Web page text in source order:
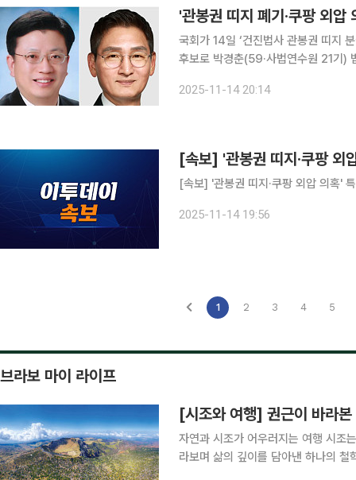
'관봉권 띠지 폐기·쿠팡 외압
국회가 14일 ‘건진법사 관봉권 띠지
후보로 박경춘(59·사법연수원 21기)
다. 박 후보자는 광주 서석고와 연세
2025-11-14 20:14
[속보] '관봉권 띠지·쿠팡 외
[속보] '관봉권 띠지·쿠팡 외압 의혹'
2025-11-14 19:56
1 2 3 4 5
브라보 마이 라이프
[시조와 여행] 권근이 바라본
자연과 시조가 어우러지는 여행 시조는 그저 글귀가 아니다. 우리 선조들이 자연과 인간 사회를 바
라보며 삶의 깊이를 담아낸 하나의